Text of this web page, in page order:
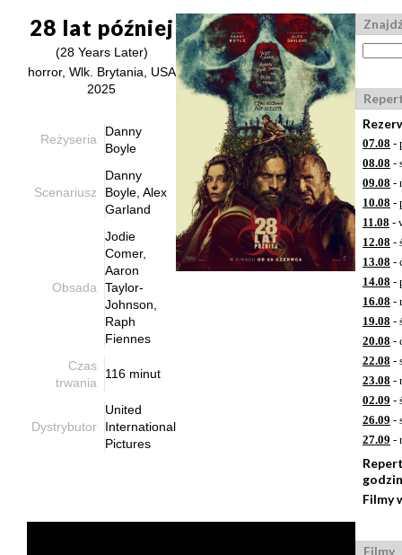
28 lat później
(28 Years Later)
horror, Wlk. Brytania, USA
2025
Reżyseria
Danny
Boyle
Scenariusz
Danny
Boyle, Alex
Garland
Obsada
Jodie
Comer,
Aaron
Taylor-
Johnson,
Raph
Fiennes
Czas
trwania
116 minut
Dystrybutor
United
International
Pictures
07.08 -
08.08 -
09.08 -
10.08 -
11.08 -
12.08 -
13.08 -
14.08 -
16.08 -
19.08 -
20.08 -
22.08 -
23.08 -
02.09 -
26.09 -
27.09 -
Filmy
Filmy